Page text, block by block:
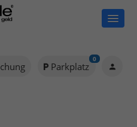
Parkplatz
0